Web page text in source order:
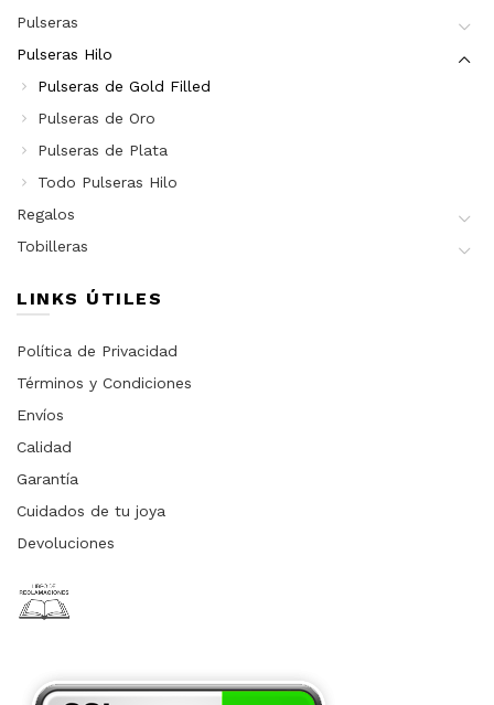
Pulseras
Pulseras Hilo
Pulseras de Gold Filled
Pulseras de Oro
Pulseras de Plata
Todo Pulseras Hilo
Regalos
Tobilleras
LINKS ÚTILES
Política de Privacidad
Términos y Condiciones
Envíos
Calidad
Garantía
Cuidados de tu joya
Devoluciones